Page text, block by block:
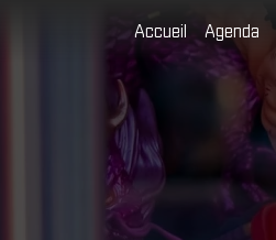
Accueil Agenda